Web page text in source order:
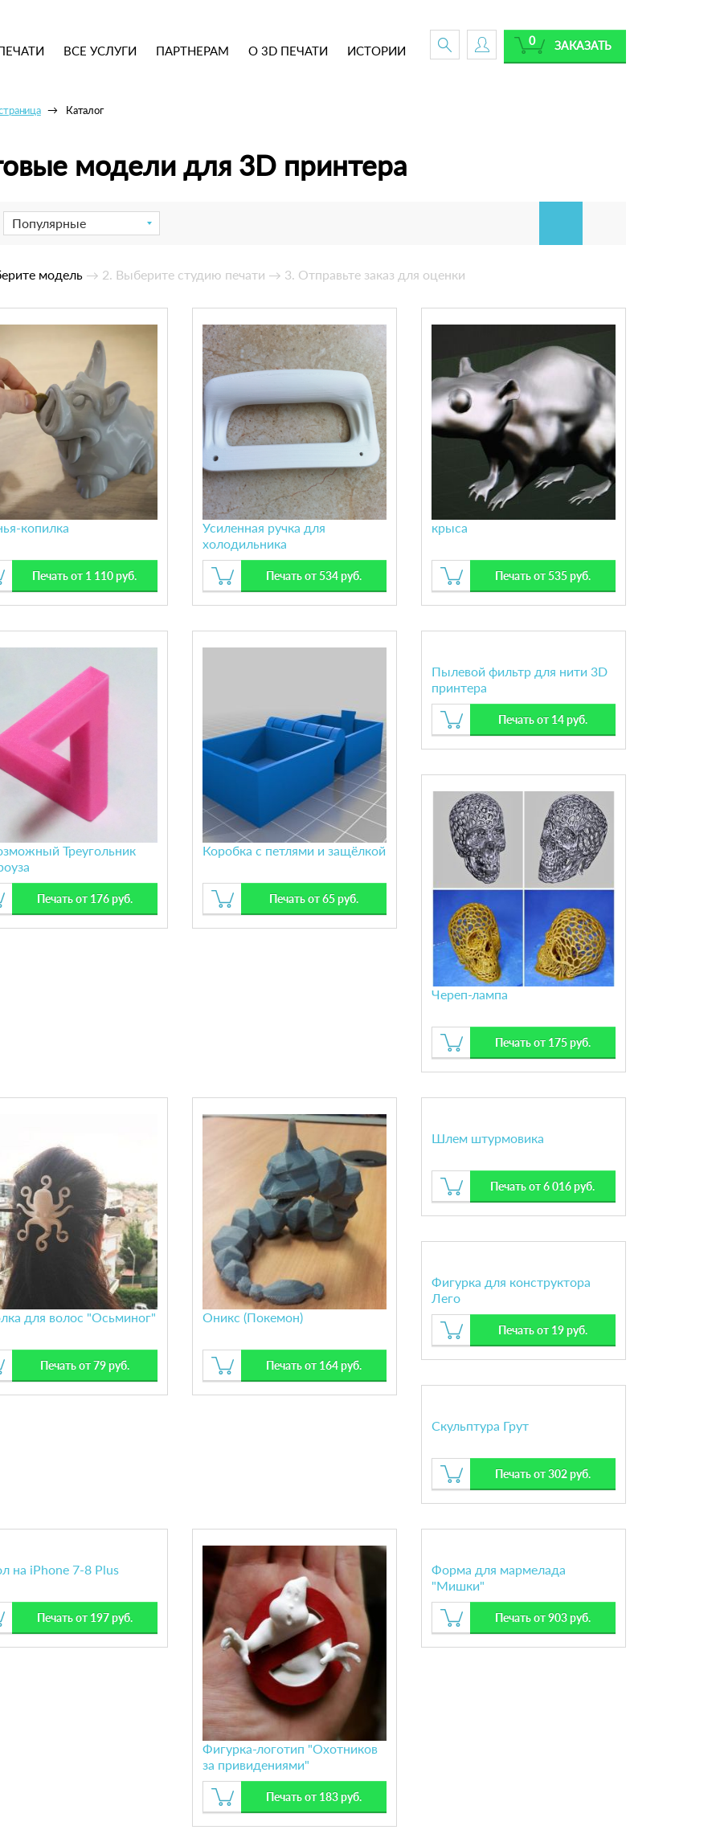
ВСЕ УСЛУГИ ПАРТНЕРАМ О 3D ПЕЧАТИ ИСТОРИИ ЗАКАЗАТЬ
0
Каталог
модели для 3D принтера
Популярные
модель → 2. Выберите студию печати → 3. Отправьте заказ для оценки
копилка
Печать от 1 110 руб.
Усиленная ручка для
холодильника
Electrolux/AEG/Zanussi серий
098
Печать от 534 руб.
крыса
Печать от 535 руб.
Треугольник
Печать от 176 руб.
Коробка с петлями и защёлкой
Печать от 65 руб.
Пылевой фильтр для нити 3D
принтера
Печать от 14 руб.
Череп-лампа
Печать от 175 руб.
для волос "Осьминог"
Печать от 79 руб.
Оникс (Покемон)
Печать от 164 руб.
Шлем штурмовика
Печать от 6 016 руб.
Фигурка для конструктора
Лего
Печать от 19 руб.
Скульптура Грут
Печать от 302 руб.
на iPhone 7-8 Plus
Печать от 197 руб.
Фигурка-логотип "Охотников
за привидениями"
Печать от 183 руб.
Форма для мармелада
"Мишки"
Печать от 903 руб.